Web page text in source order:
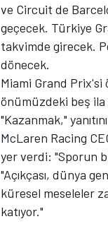
ve Circuit de
geçecek. Türkiye
takvimde girecek.
dönecek.
Miami Grand Prix'si
önümüzdeki beş ila
"Kazanmak,"
McLaren Racing
yer verdi: "Sporun
"Açıkçası, dünya
küresel meseleler
katıyor."